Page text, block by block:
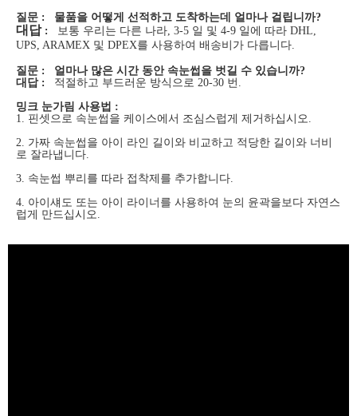
질문 : 물품을 어떻게 선적하고 도착하는데 얼마나 걸립니까?
대답:
보통 우리는 다른 나라, 3-5 일 및 4-9 일에 따라 DHL,
UPS, ARAMEX 및 DPEX를 사용하여 배송비가 다릅니다.
질문 :
얼마나 많은 시간 동안 속눈썹을 벗길 수 있습니까?
대답:
적절하고 부드러운 방식으로 20-30 번.
밍크 눈가림 사용법 :
1. 핀셋으로 속눈썹을 케이스에서 조심스럽게 제거하십시오.
2. 가짜 속눈썹을 아이 라인 길이와 비교하고 적당한 길이와 너비
로 잘라냅니다.
3. 속눈썹 뿌리를 따라 접착제를 추가합니다.
4. 아이섀도 또는 아이 라이너를 사용하여 눈의 윤곽을보다 자연스
럽게 만드십시오.